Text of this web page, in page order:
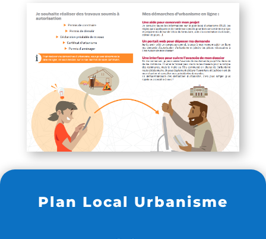
Plan Local Urbanisme